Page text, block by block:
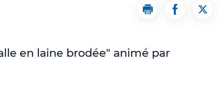
Imprimer la page
Partager la
en laine brodée" animé par